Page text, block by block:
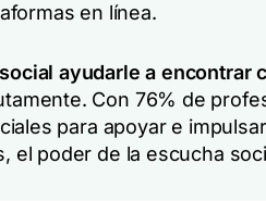
en línea.
ayudarle a encontrar
Con 76% de
para apoyar e
el poder de la escucha